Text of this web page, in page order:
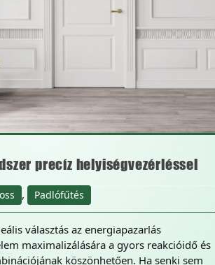
precíz helyiségvezérléssel
, Padlófűtés
választás az energiapazarlás
maximalizálására a gyors reakcióidő és
köszönhetően. Ha senki sem